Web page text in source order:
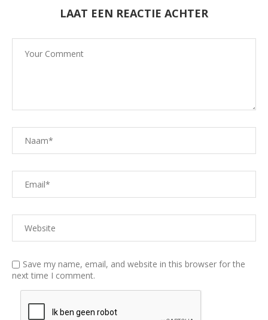
LAAT EEN REACTIE ACHTER
Save my name, email, and website in this browser for the
next time I comment.